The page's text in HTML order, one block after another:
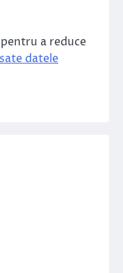
a reduce
datele